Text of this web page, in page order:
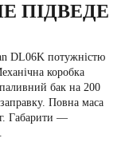
ПІДВЕДЕ
DL06K потужністю
коробка
бак на 200
Повна маса
Габарити —